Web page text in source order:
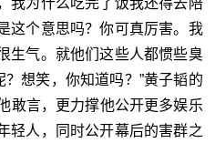
这个意思吗？你可真厉害。我
生气。就他们这些人都惯些臭
想笑，你知道吗？”黄子韬的
敢言，更力撑他公开更多娱乐
轻人，同时公开幕后的害群之